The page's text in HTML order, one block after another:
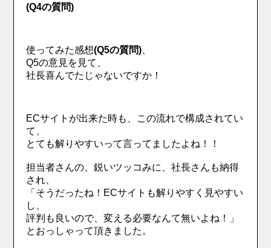
(Q4の質問)
使ってみた感想(Q5の質問)
Q5の意見を見て、
社長喜んでたじゃないですか！
ECサイトが出来た時も、この流れで構成されてい
て、
とても解りやすいって言ってましたよね！！
担当者さんの、鋭いツッコみに、社長さんも納得
され、
「そうだったね！ECサイトも解りやすく見やすい
し、
評判も良いので、変える必要なんて無いよね！」
とおっしゃって頂きました。